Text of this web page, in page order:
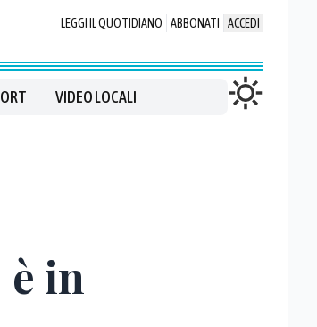
LEGGI IL QUOTIDIANO ABBONATI ACCEDI
VIDEO LOCALI
in